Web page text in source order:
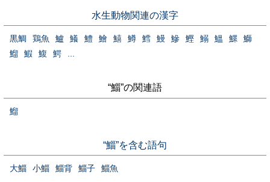
水生動物関連の漢字
黒鯛 鶏魚 鱸 鱶 鱧 鱠 鱚 鱒 鱈 鰻 鰺 鰹 鰯 鰮 鰥
鰤
鰡
鰕 鰒 鰐 ...
“鯔”の関連語
鰡
“鯔”を含む語句
大鯔 小鯔 鯔背 鯔子 鯔魚